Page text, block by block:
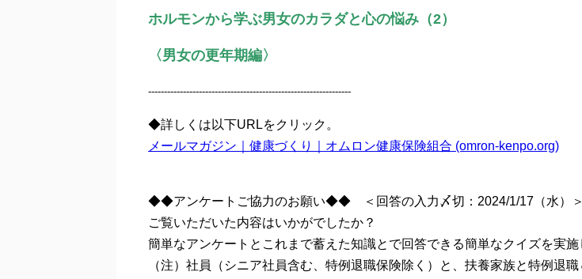
ホルモンから学ぶ男女のカラダと心の悩み（2）
〈男女の更年期編〉
----------------------------------------------------------------
◆詳しくは以下URLをクリック。
メールマガジン｜健康づくり｜オムロン健康保険組合 (omron-kenpo.org)
◆◆アンケートご協力のお願い◆◆ ＜回答の入力〆切：2024/1/17（水）＞
ご覧いただいた内容はいかがでしたか？
簡単なアンケートとこれまで蓄えた知識とで回答できる簡単なクイズを実施
（注）社員（シニア社員含む、特例退職保険除く）と、扶養家族と特例退